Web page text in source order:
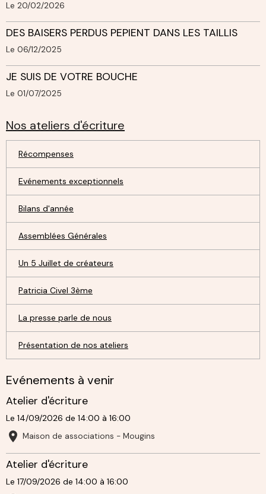
Le 20/02/2026
DES BAISERS PERDUS PEPIENT DANS LES TAILLIS
Le 06/12/2025
JE SUIS DE VOTRE BOUCHE
Le 01/07/2025
Nos ateliers d'écriture
Récompenses
Evénements exceptionnels
Bilans d'année
Assemblées Générales
Un 5 Juillet de créateurs
Patricia Civel 3ème
La presse parle de nous
Présentation de nos ateliers
Evénements à venir
Atelier d'écriture
Le 14/09/2026 de 14:00 à 16:00
Maison de associations - Mougins
Atelier d'écriture
Le 17/09/2026 de 14:00 à 16:00